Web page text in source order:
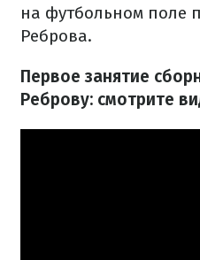
на футбольном поле
Реброва.
Первое занятие
Реброву: смотрите